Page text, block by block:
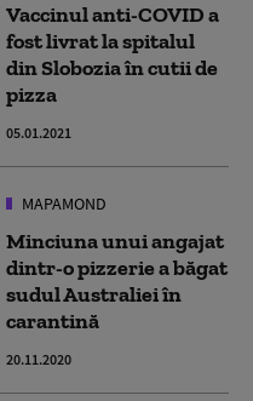
Vaccinul anti-COVID a
fost livrat la spitalul
din Slobozia în cutii de
pizza
05.01.2021
MAPAMOND
Minciuna unui angajat
dintr-o pizzerie a băgat
sudul Australiei în
carantină
20.11.2020